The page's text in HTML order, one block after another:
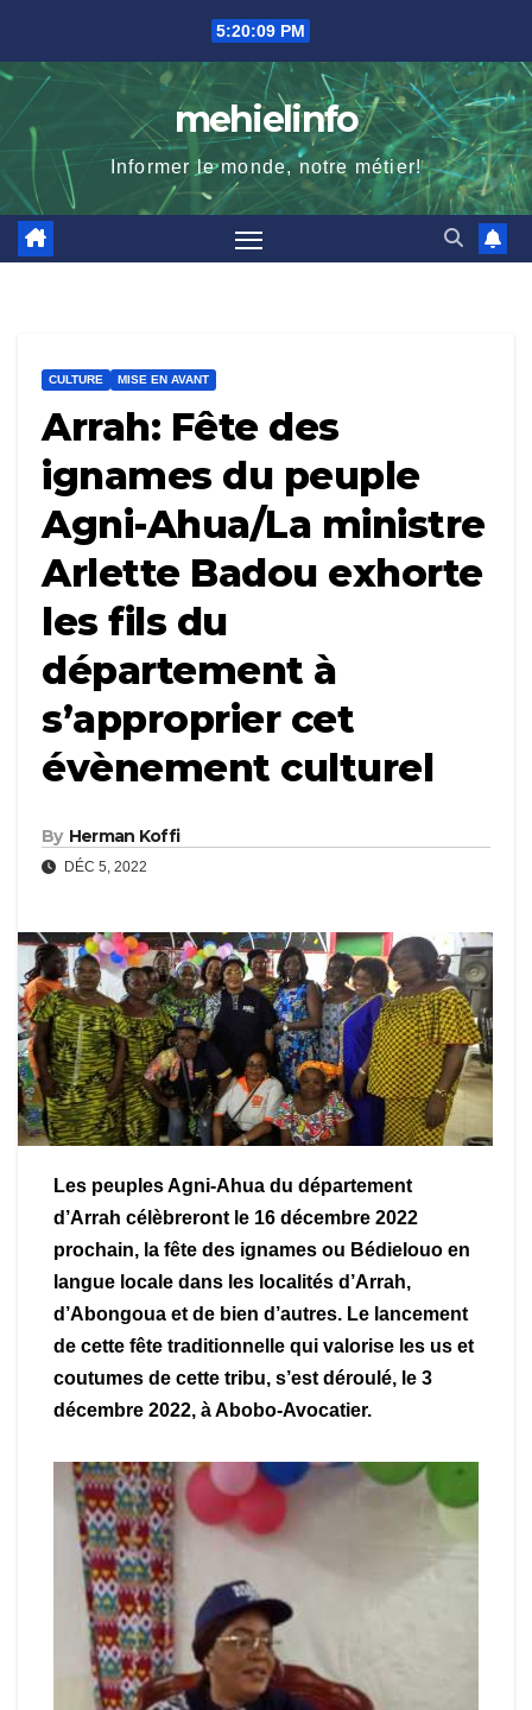
content
5:20:10 PM
mehielinfo
Informer le monde, notre métier!
CULTURE MISE EN AVANT
Arrah: Fête des
ignames du peuple
Agni-Ahua/La ministre
Arlette Badou exhorte
les fils du
département à
s’approprier cet
évènement culturel
By Herman Koffi
DÉC 5, 2022
Les peuples Agni-Ahua du département
d’Arrah célèbreront le 16 décembre 2022
prochain, la fête des ignames ou Bédielouo en
langue locale dans les localités d’Arrah,
d’Abongoua et de bien d’autres. Le lancement
de cette fête traditionnelle qui valorise les us et
coutumes de cette tribu, s’est déroulé, le 3
décembre 2022, à Abobo-Avocatier.